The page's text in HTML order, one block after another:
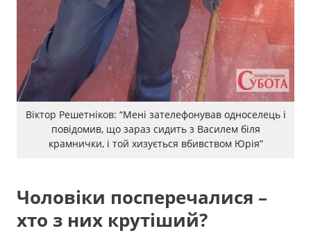
Віктор Решетніков: “Мені зателефонував односелець і
повідомив, що зараз сидить з Василем біля
крамнички, і той хизується вбивством Юрія”
Чоловіки посперечалися –
хто з них крутіший?